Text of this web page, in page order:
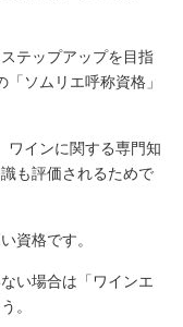
テップアップを目指
ソムリエ呼称資格」
ワインに関する専門知
も評価されるためで
資格です。
い場合は「ワインエ
。